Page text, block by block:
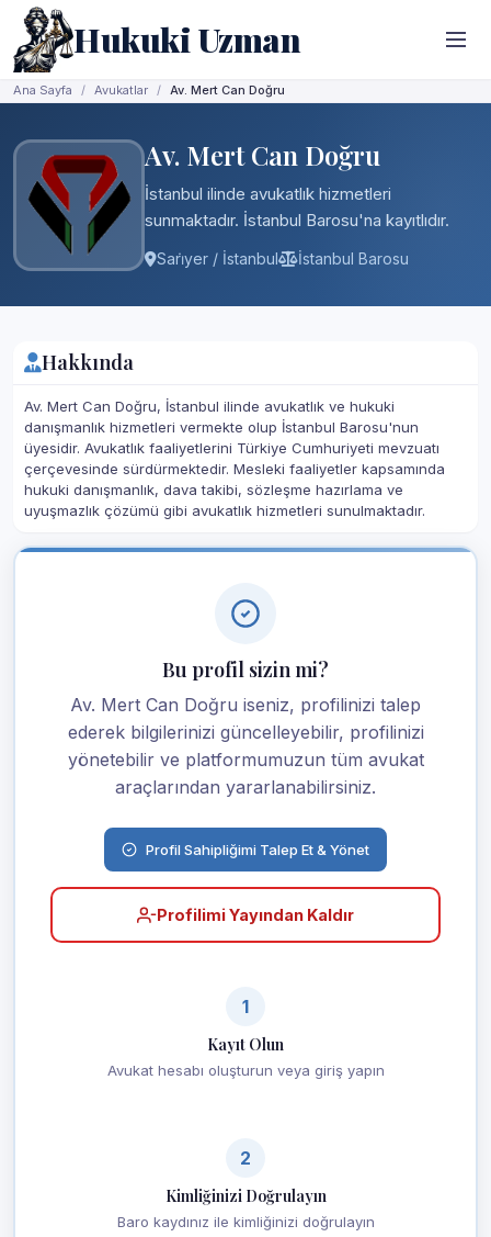
Hukuki Uzman
Ana Sayfa Avukatlar Av. Mert Can Doğru
Av. Mert Can Doğru
İstanbul ilinde avukatlık hizmetleri
sunmaktadır. İstanbul Barosu'na kayıtlıdır.
Sari̇yer / İstanbul İstanbul Barosu
Hakkında
Av. Mert Can Doğru, İstanbul ilinde avukatlık ve hukuki
danışmanlık hizmetleri vermekte olup İstanbul Barosu'nun
üyesidir. Avukatlık faaliyetlerini Türkiye Cumhuriyeti mevzuatı
çerçevesinde sürdürmektedir. Mesleki faaliyetler kapsamında
hukuki danışmanlık, dava takibi, sözleşme hazırlama ve
uyuşmazlık çözümü gibi avukatlık hizmetleri sunulmaktadır.
Bu profil sizin mi?
Av. Mert Can Doğru iseniz, profilinizi talep
ederek bilgilerinizi güncelleyebilir, profilinizi
yönetebilir ve platformumuzun tüm avukat
araçlarından yararlanabilirsiniz.
Profil Sahipliğimi Talep Et & Yönet
Profilimi Yayından Kaldır
1
Kayıt Olun
Avukat hesabı oluşturun veya giriş yapın
2
Kimliğinizi Doğrulayın
Baro kaydınız ile kimliğinizi doğrulayın